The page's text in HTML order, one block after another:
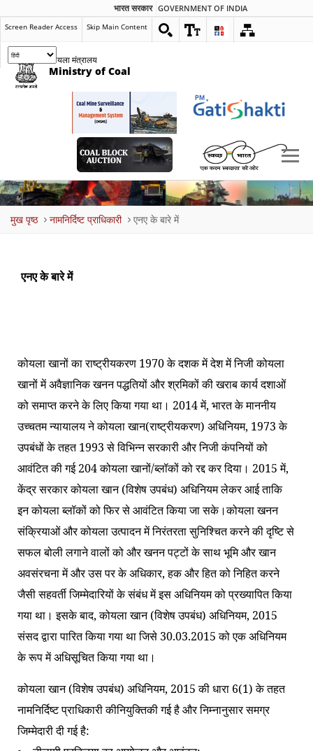
भारत सरकार GOVERNMENT OF INDIA
Screen Reader Access Skip Main Content
कोयला मंत्रालय
Ministry of Coal
मुख पृष्ठ नामनिर्दिष्ट प्राधिकारी एनए के बारे में
एनए के बारे में
कोयला खानों का राष्ट्रीयकरण 1970 के दशक में देश में निजी कोयला
खानों में अवैज्ञानिक खनन पद्धतियों और श्रमिकों की खराब कार्य दशाओं
को समाप्त करने के लिए किया गया था। 2014 में, भारत के माननीय
उच्चतम न्यायालय ने कोयला खान(राष्ट्रीयकरण) अधिनियम, 1973 के
उपबंधों के तहत 1993 से विभिन्न सरकारी और निजी कंपनियों को
आवंटित की गई 204 कोयला खानों/ब्लॉकों को रद्द कर दिया। 2015 में,
केंद्र सरकार कोयला खान (विशेष उपबंध) अधिनियम लेकर आई ताकि
इन कोयला ब्लॉकों को फिर से आवंटित किया जा सके।कोयला खनन
संक्रियाओं और कोयला उत्पादन में निरंतरता सुनिश्चित करने की दृष्टि से
सफल बोली लगाने वालों को और खनन पट्टों के साथ भूमि और खान
अवसंरचना में और उस पर के अधिकार, हक और हित को निहित करने
जैसी सहवर्ती जिम्मेदारियों के संबंध में इस अधिनियम को प्रख्यापित किया
गया था। इसके बाद, कोयला खान (विशेष उपबंध) अधिनियम, 2015
संसद द्वारा पारित किया गया था जिसे 30.03.2015 को एक अधिनियम
के रूप में अधिसूचित किया गया था।
कोयला खान (विशेष उपबंध) अधिनियम, 2015 की धारा 6(1) के तहत
नामनिर्दिष्ट प्राधिकारी कीनियुक्तिकी गई है और निम्नानुसार समग्र
जिम्मेदारी दी गई है: